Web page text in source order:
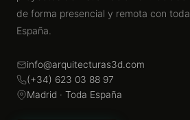
de forma presencial y remota con toda
España.
info@arquitecturas3d.com
(+34) 623 03 88 97
Madrid · Toda España